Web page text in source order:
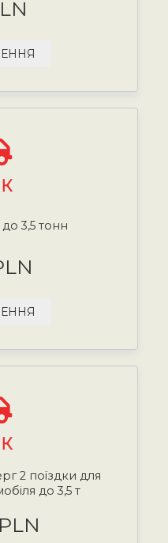
до 3,5 тонн
2 поїздки для
до 3,5 т